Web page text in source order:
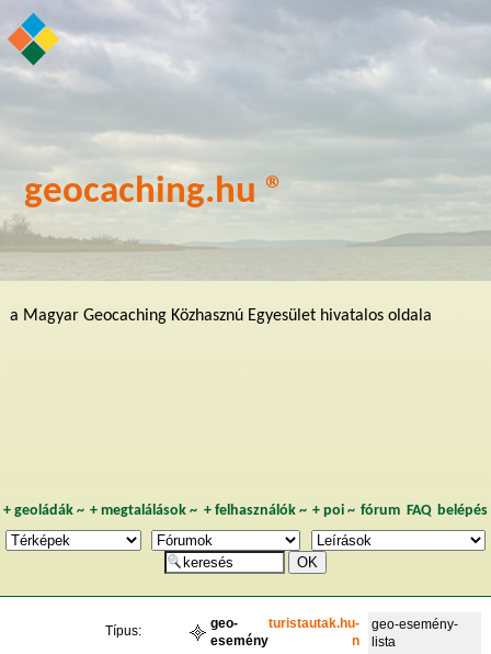
geocaching.hu ®
a Magyar Geocaching Közhasznú Egyesület hivatalos oldala
+ geoládák~ +megtalálások ~ + felhasználók~ + poi~ fórum FAQ belépés
Típus:
geo-
esemény
turistautak.hu-
n
geo-esemény-
lista